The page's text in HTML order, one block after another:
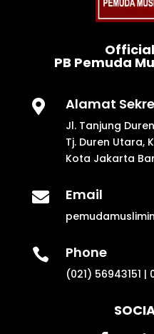
PB Pemuda
 Alamat
Jl. Tanjung
Tj. Duren Utara,
Kota Jakarta
 Email
 Phone
(021) 56943151 |